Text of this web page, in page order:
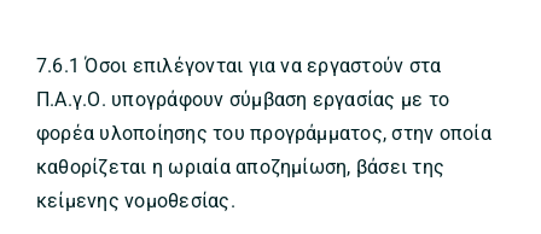
7.6.1 Όσοι επιλέγονται για να εργαστούν στα
Π.Α.γ.Ο. υπογράφουν σύμβαση εργασίας με το
φορέα υλοποίησης του προγράμματος, στην οποία
καθορίζεται η ωριαία αποζημίωση, βάσει της
κείμενης νομοθεσίας.